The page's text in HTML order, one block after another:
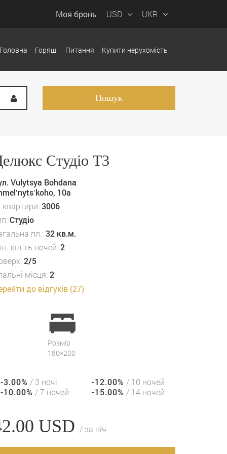
Моя бронь USD UKR
Головна Горящі Питання Купити нерухомість
Студіо Т3
Vulytsya Bohdana
10а
квартири:3006
Студіо
пл.:32 кв.м.
кіл-ть ночей:2
2/5
місця:2
до відгуків (27)
Розмір
180×200
-3.00% / 3 ночі
-10.00% / 7 ночей
-12.00% / 10 ночей
-15.00% / 14 ночей
USD / за ніч